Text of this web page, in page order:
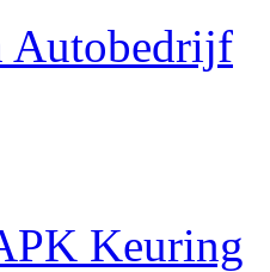
Autobedrijf
Keuring